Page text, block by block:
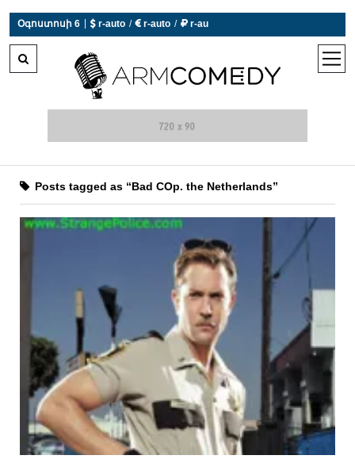
Օգոստոսի 6  r-auto /  r-auto /  r-au
open
Posts tagged as “Bad COp. the Netherlands”